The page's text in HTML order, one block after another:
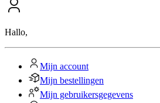
Hallo,
Mijn account
Mijn bestellingen
Mijn gebruikersgegevens